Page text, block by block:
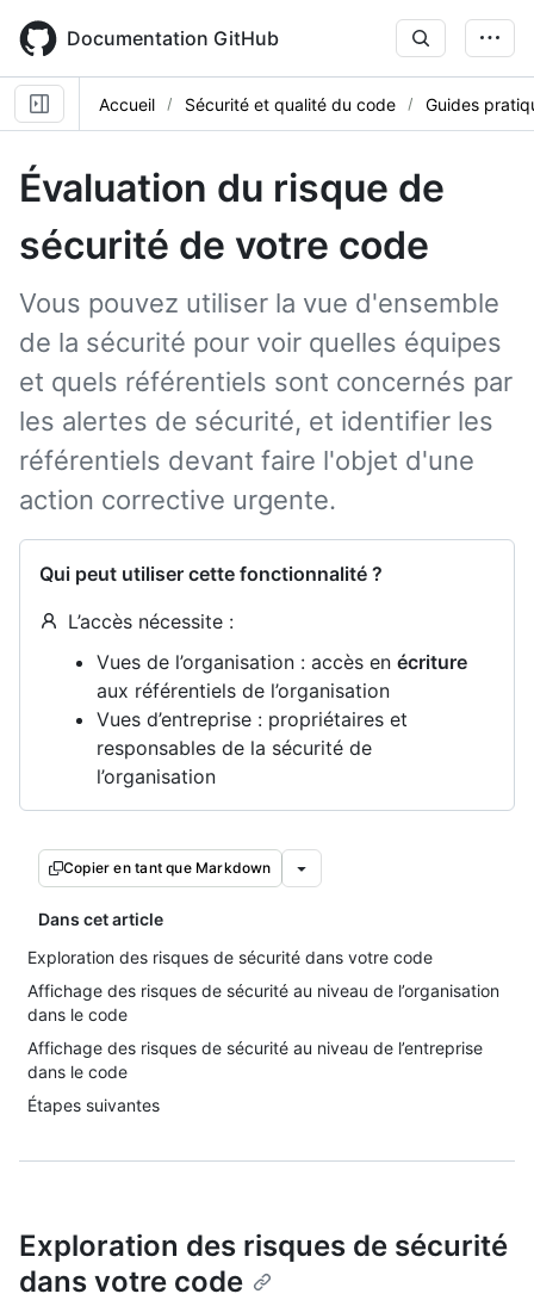
main
content
Documentation GitHub
Accueil Sécurité et qualité du code Guides
Évaluation du risque de
sécurité de votre code
Vous pouvez utiliser la vue d'ensemble
de la sécurité pour voir quelles équipes
et quels référentiels sont concernés par
les alertes de sécurité, et identifier les
référentiels devant faire l'objet d'une
action corrective urgente.
Qui peut utiliser cette fonctionnalité ?
L’accès nécessite :
Vues de l’organisation : accès en écriture
aux référentiels de l’organisation
Vues d’entreprise : propriétaires et
responsables de la sécurité de
l’organisation
Copier en tant que Markdown
Dans cet article
Exploration des risques de sécurité dans votre code
Affichage des risques de sécurité au niveau de l’organisation
dans le code
Affichage des risques de sécurité au niveau de l’entreprise
dans le code
Étapes suivantes
Exploration des risques de sécurité
dans votre code